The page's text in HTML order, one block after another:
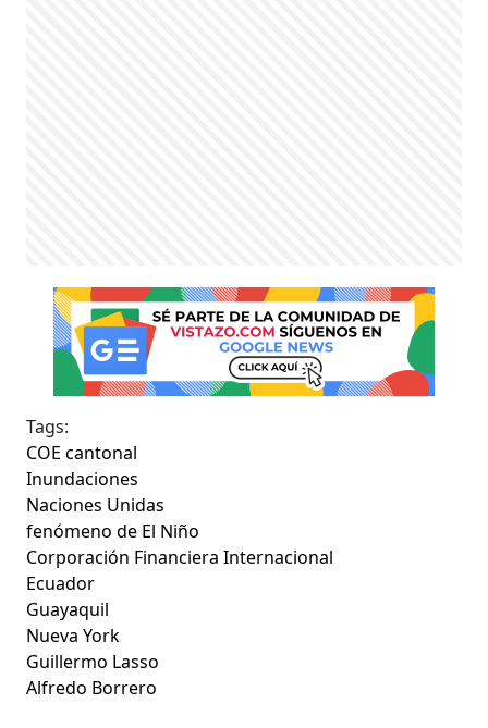
Tags:
COE cantonal
Inundaciones
Naciones Unidas
fenómeno de El Niño
Corporación Financiera Internacional
Ecuador
Guayaquil
Nueva York
Guillermo Lasso
Alfredo Borrero